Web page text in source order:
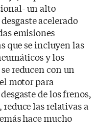
un alto
acelerado
emisiones
que se incluyen las
y los
reducen con un
motor para
de los frenos,
reduce las relativas a
hace mucho